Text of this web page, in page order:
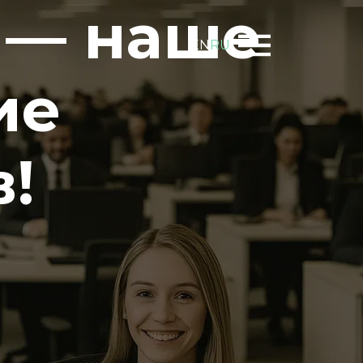
EN RU
— наше